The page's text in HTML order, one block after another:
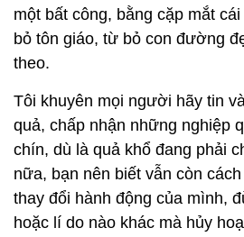
một bất công, bằng cặp mắt
bỏ tôn giáo, từ bỏ con đường
theo.
Tôi khuyên mọi người hãy tin
quả, chấp nhận những nghiệp
chín, dù là quả khổ đang phải
nữa, bạn nên biết vẫn còn
thay đổi hành động của mình,
hoặc lí do nào khác mà hủy